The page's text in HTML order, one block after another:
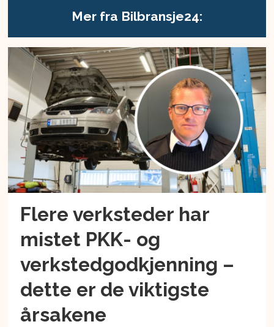
Mer fra Bilbransje24:
Flere verksteder har
mistet PKK- og
verkstedgodkjenning –
dette er de viktigste
årsakene